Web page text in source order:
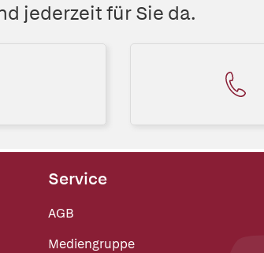
jederzeit für Sie da.
Service
AGB
Mediengruppe